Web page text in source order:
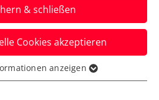
unter 14 Jahre sogar
10.08.2022
& schließen
Cookies akzeptieren
für grundlegende
anzeigen